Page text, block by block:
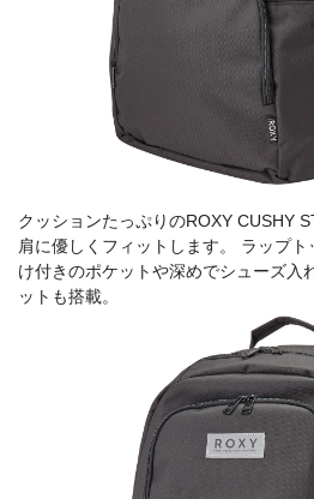
クッションたっぷりのROXY CUSHY
肩に優しくフィットします。 ラップ
け付きのポケットや深めでシューズ入
ットも搭載。